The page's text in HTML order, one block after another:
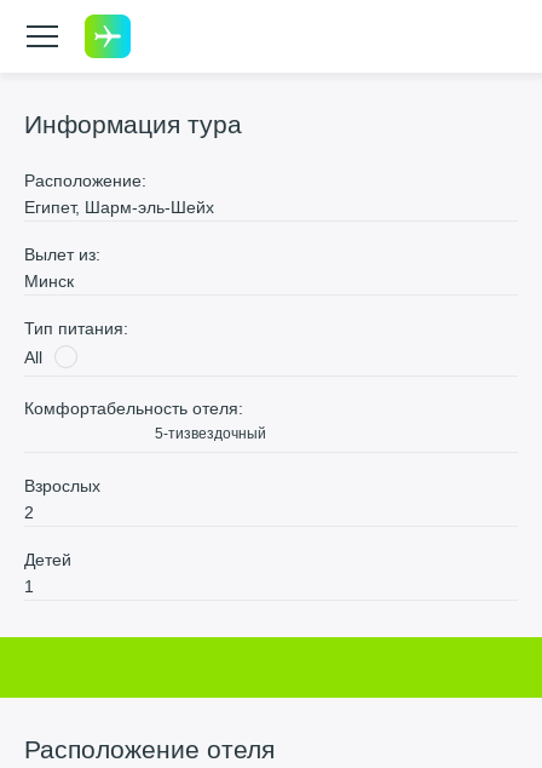
Информация тура
Расположение:
Египет, Шарм-эль-Шейх
Вылет из:
Минск
Тип питания:
All
Комфортабельность отеля:
5-тизвездочный
Взрослых
2
Детей
1
Расположение отеля